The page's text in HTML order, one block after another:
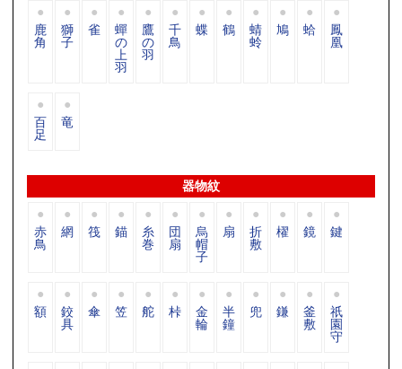
鹿
角
獅
子
雀 蟬
の
上
羽
鷹
の
羽
千
鳥
蝶 鶴 蜻
蛉
鳩 蛤 鳳
凰
百
足
竜
器物紋
赤
鳥
網 筏 錨 糸
巻
団
扇
烏
帽
子
扇 折
敷
櫂 鏡 鍵
額 鉸
具
傘 笠 舵 桛 金
輪
半
鐘
兜 鎌 釜
敷
祇
園
守